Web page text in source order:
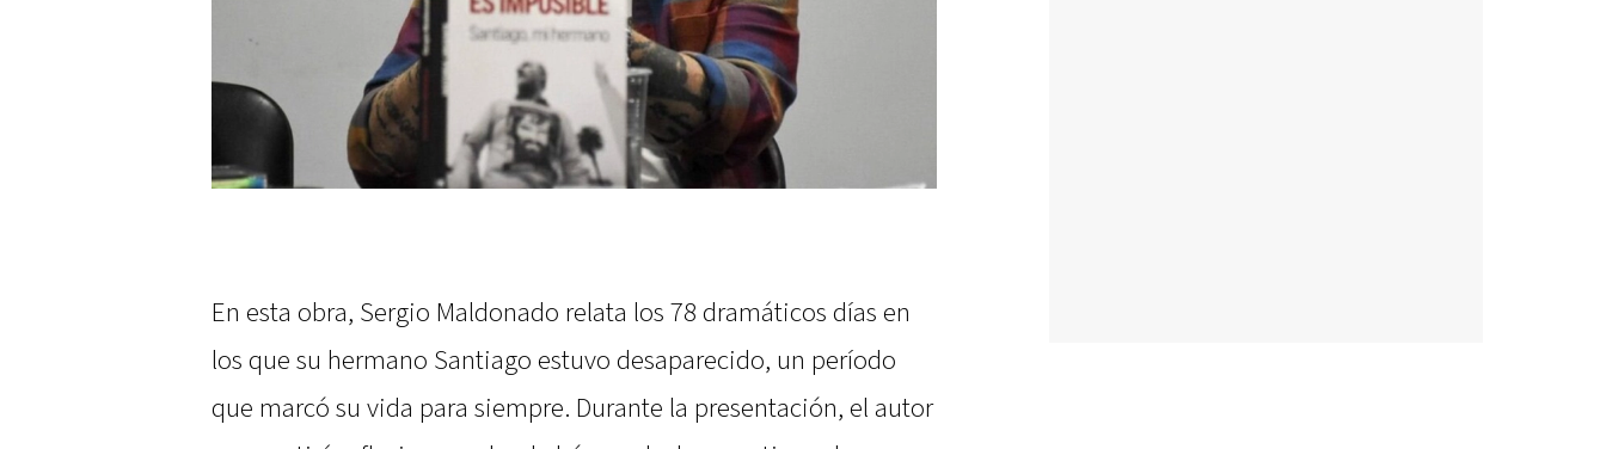
En esta obra, Sergio Maldonado relata los 78 dramáticos días en
los que su hermano Santiago estuvo desaparecido, un período
que marcó su vida para siempre. Durante la presentación, el autor